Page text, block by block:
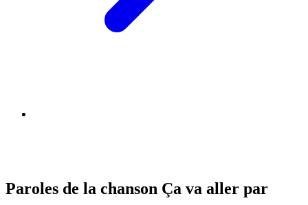
Paroles de la chanson Ça va aller par